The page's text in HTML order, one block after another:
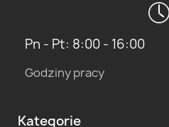
Pn - Pt: 8:00 - 16:00
Godziny pracy
Kategorie